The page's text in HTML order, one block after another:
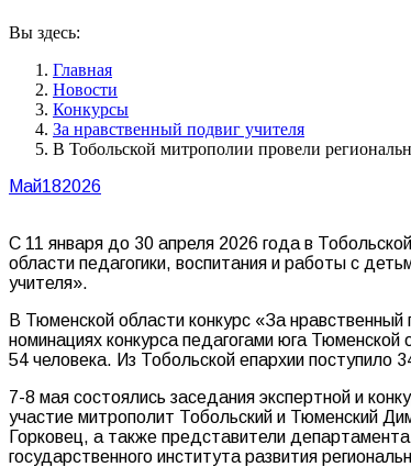
Вы здесь:
Главная
Новости
Конкурсы
За нравственный подвиг учителя
В Тобольской митрополии провели
Май182026
С 11 января до 30 апреля 2026 года в
области педагогики, воспитания и работы с
учителя».
В Тюменской области конкурс «За
номинациях конкурса педагогами юга
54 человека. Из Тобольской епархии поступило
7-8 мая состоялись заседания экспертной и
участие митрополит Тобольский и Тюменский
Горковец, а также представители
государственного института развития